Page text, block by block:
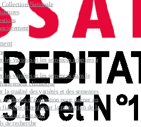
Collection Nationale
les variétés et les semences adaptées à
les variétés et les semences dans le
climatique
la qualité des variétés et des semences
d’évaluation pour gagner en
fiabilité et renforcer la protection de la
sécurité au travail
de recherche